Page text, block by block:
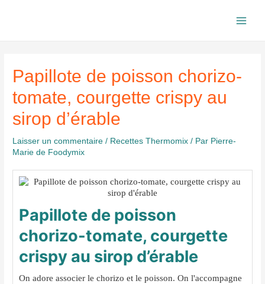
Papillote de poisson chorizo-
tomate, courgette crispy au
sirop d’érable
Laisser un commentaire / Recettes Thermomix / Par Pierre-
Marie de Foodymix
Papillote de poisson
chorizo-tomate, courgette
crispy au sirop d’érable
On adore associer le chorizo et le poisson. On l'accompagne